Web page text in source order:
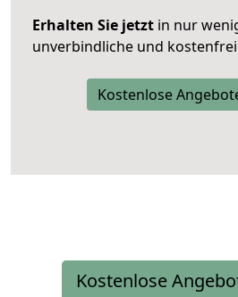
Erhalten Sie jetzt in nur
unverbindliche und
Kostenlose
Kostenlose